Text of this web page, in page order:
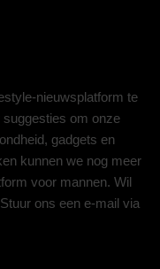
nieuwsplatform te
om onze
gadgets en
kunnen we nog meer
voor mannen. Wil
ons een e-mail via